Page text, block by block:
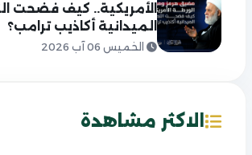
الأمريكية.. كيف فضحت
الميدانية أكاذيب ترامب؟
الخميس 06 آب 2026
الاكثر مشاهدة